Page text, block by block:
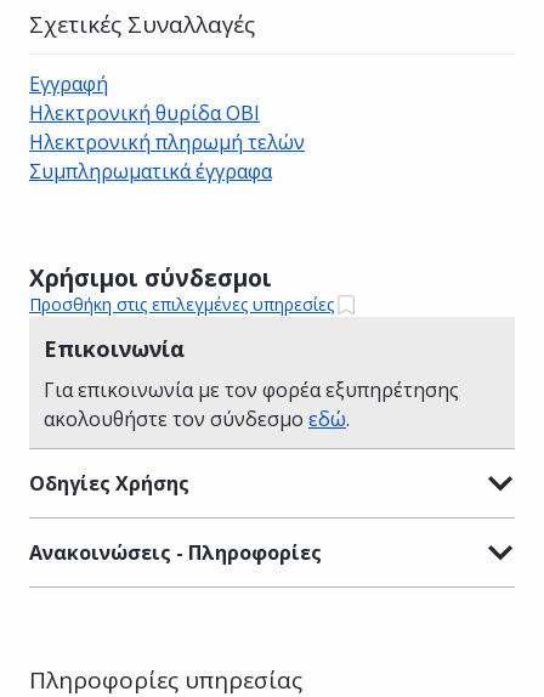
Χρήσιμοι σύνδεσμοι
Προσθήκη στις επιλεγμένες υπηρεσίες
Επικοινωνία
Για επικοινωνία με τον φορέα εξυπηρέτησης
ακολουθήστε τον σύνδεσμο εδώ.
Οδηγίες Χρήσης
Ανακοινώσεις - Πληροφορίες
Σχετικές Συναλλαγές
Εγγραφή
Ηλεκτρονική θυρίδα ΟΒΙ
Ηλεκτρονική πληρωμή τελών
Συμπληρωματικά έγγραφα
Πληροφορίες υπηρεσίας